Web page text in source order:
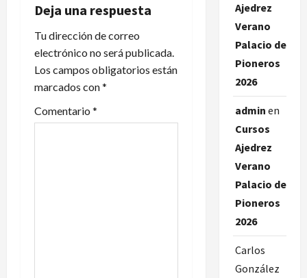
c
i
ó
Deja una respuesta
Tu dirección de correo
electrónico no será publicada.
Los campos obligatorios están
marcados con*
Comentario *
Ajedrez
Verano
Palacio de
Pioneros
2026
admin en
Cursos
Ajedrez
Verano
Palacio de
Pioneros
2026
Carlos
González